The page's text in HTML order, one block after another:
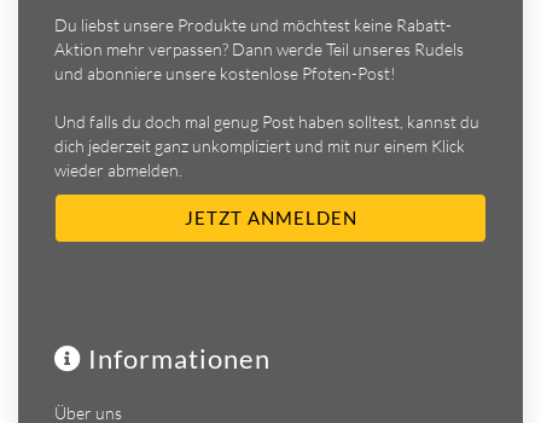
Du liebst unsere Produkte und möchtest keine Rabatt-
Aktion mehr verpassen? Dann werde Teil unseres Rudels
und abonniere unsere kostenlose Pfoten-Post!
Und falls du doch mal genug Post haben solltest, kannst du
dich jederzeit ganz unkompliziert und mit nur einem Klick
wieder abmelden.
Informationen
Über uns